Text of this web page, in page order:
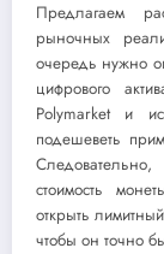
Предлагаем
рыночных
очередь нужно
цифрового
Polymarket и
подешеветь
стоимость
открыть
чтобы он точно